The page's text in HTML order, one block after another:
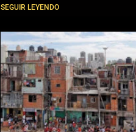
SEGUIR LEYENDO